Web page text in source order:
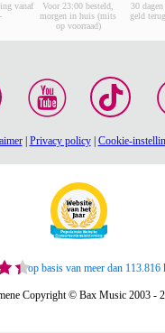
vanaf
Voor 23:00 besteld,
morgen in huis (mits
op voorraad)
30
geld
| Privacy policy| Cookie-
op basis van meer dan 113.816
Copyright © Bax Music 2003 -